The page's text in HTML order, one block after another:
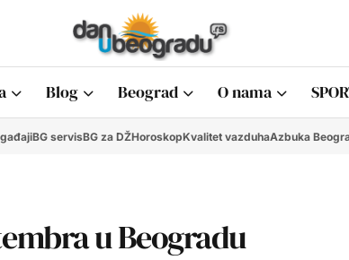
Blog Beograd O nama
BG servisBG za DŽHoroskopKvalitet vazduhaAzbuka
u Beogradu